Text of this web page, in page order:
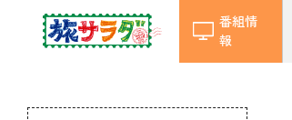
番組情
報